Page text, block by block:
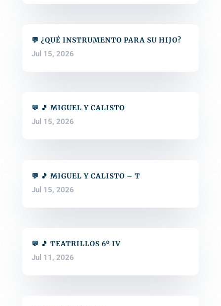
💬 ¿QUÉ INSTRUMENTO PARA SU HIJO?
Jul 15, 2026
💬 🎵 MIGUEL Y CALISTO
Jul 15, 2026
💬 🎵 MIGUEL Y CALISTO – T
Jul 15, 2026
💬 🎵 TEATRILLOS 6º IV
Jul 11, 2026